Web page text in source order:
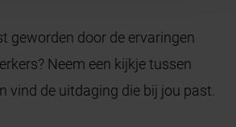
geworden door de ervaringen
Neem een kijkje tussen
vind de uitdaging die bij jou past.